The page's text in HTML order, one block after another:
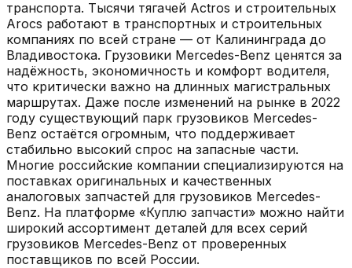
транспорта. Тысячи тягачей Actros и строительных
Arocs работают в транспортных и строительных
компаниях по всей стране — от Калининграда до
Владивостока. Грузовики Mercedes-Benz ценятся за
надёжность, экономичность и комфорт водителя,
что критически важно на длинных магистральных
маршрутах. Даже после изменений на рынке в 2022
году существующий парк грузовиков Mercedes-
Benz остаётся огромным, что поддерживает
стабильно высокий спрос на запасные части.
Многие российские компании специализируются на
поставках оригинальных и качественных
аналоговых запчастей для грузовиков Mercedes-
Benz. На платформе «Куплю запчасти» можно найти
широкий ассортимент деталей для всех серий
грузовиков Mercedes-Benz от проверенных
поставщиков по всей России.